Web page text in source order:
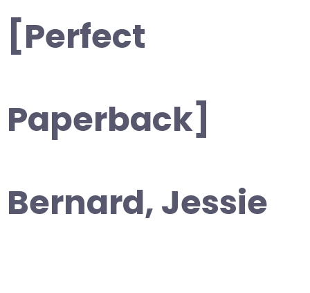
[Perfect
Paperback]
Bernard, Jessie